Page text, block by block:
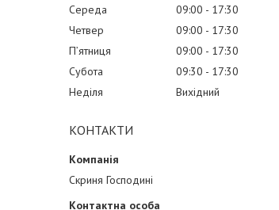
Середа
09:00
17:30
Четвер
09:00
17:30
Пʼятниця
09:00
17:30
Субота
09:30
17:30
Неділя
Вихідний
КОНТАКТИ
Скриня Господині